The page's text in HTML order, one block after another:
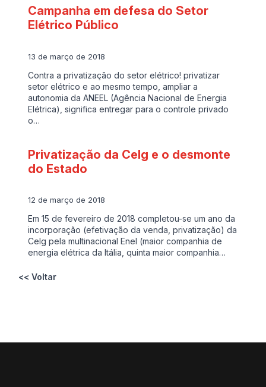
Campanha em defesa do Setor
Elétrico Público
13 de março de 2018
Contra a privatização do setor elétrico! privatizar
setor elétrico e ao mesmo tempo, ampliar a
autonomia da ANEEL (Agência Nacional de Energia
Elétrica), significa entregar para o controle privado
o…
Privatização da Celg e o desmonte
do Estado
12 de março de 2018
Em 15 de fevereiro de 2018 completou-se um ano da
incorporação (efetivação da venda, privatização) da
Celg pela multinacional Enel (maior companhia de
energia elétrica da Itália, quinta maior companhia…
<< Voltar